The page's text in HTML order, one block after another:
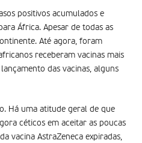
positivos acumulados e
África. Apesar de todas as
Até agora, foram
receberam vacinas mais
das vacinas, alguns
Há uma atitude geral de que
céticos em aceitar as poucas
vacina AstraZeneca expiradas,